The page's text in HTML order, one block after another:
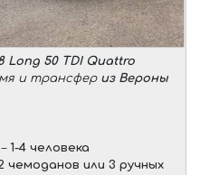
Long 50 TDI Quattro
и трансфер из Вероны
1-4 человека
чемоданов или 3 ручных